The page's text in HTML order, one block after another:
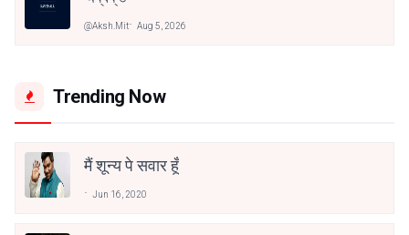
@aksh.mit Aug 5, 2026
Trending Now
मैं शून्य पे सवार हूँ
Jun 16, 2020